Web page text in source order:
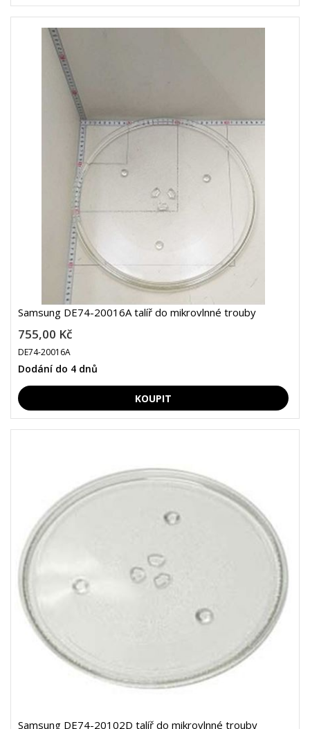
Samsung DE74-20016A talíř do mikrovlnné trouby
755,00 Kč
DE74-20016A
Dodání do 4 dnů
Samsung DE74-20102D talíř do mikrovlnné trouby